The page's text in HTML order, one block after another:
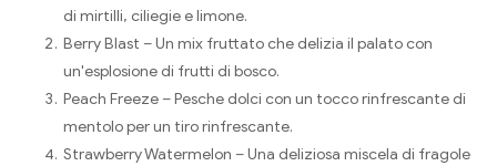
di mirtilli, ciliegie e limone.
Berry Blast – Un mix fruttato che delizia il palato con
un'esplosione di frutti di bosco.
Peach Freeze – Pesche dolci con un tocco rinfrescante di
mentolo per un tiro rinfrescante.
Strawberry Watermelon – Una deliziosa miscela di fragole